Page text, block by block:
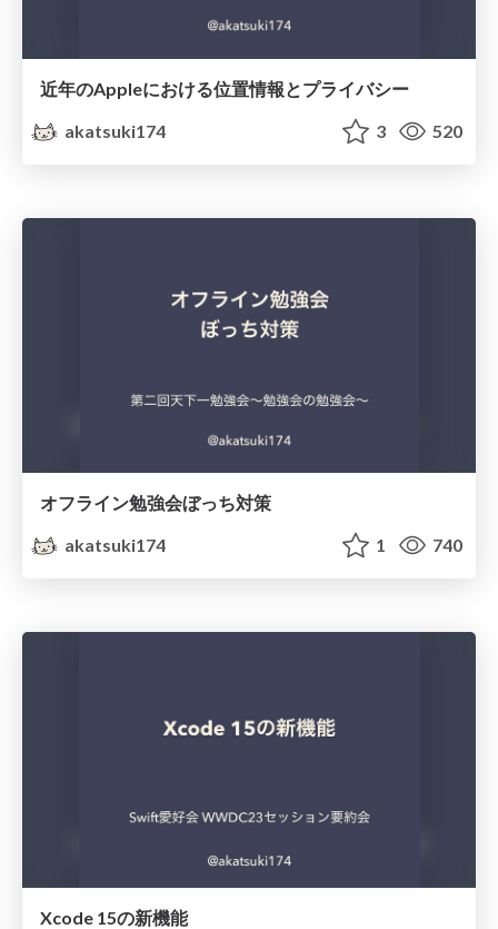
近年のAppleにおける位置情報とプライバシー
akatsuki174
3 520
オフライン勉強会ぼっち対策
akatsuki174
1 740
Xcode 15の新機能